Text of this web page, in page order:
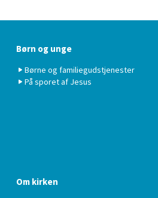
Børn og unge
Børne og familiegudstjenester
På sporet af Jesus
Om kirken